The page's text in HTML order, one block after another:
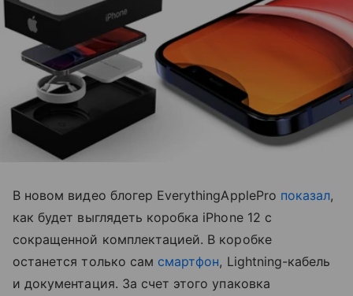
В новом видео блогер EverythingApplePro показал,
как будет выглядеть коробка iPhone 12 с
сокращенной комплектацией. В коробке
останется только сам смартфон, Lightning-кабель
и документация. За счет этого упаковка